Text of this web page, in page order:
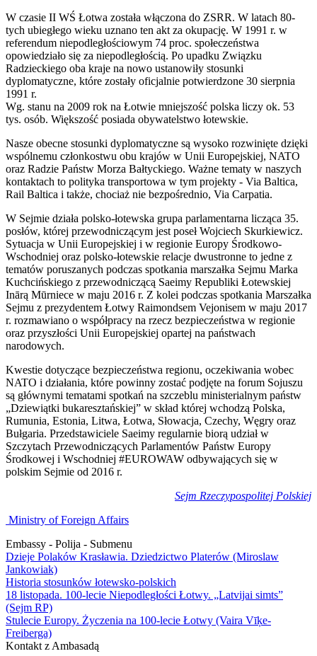
W czasie II WŚ Łotwa została włączona do ZSRR. W latach 80-
tych ubiegłego wieku uznano ten akt za okupację. W 1991 r. w
referendum niepodległościowym 74 proc. społeczeństwa
opowiedziało się za niepodległością. Po upadku Związku
Radzieckiego oba kraje na nowo ustanowiły stosunki
dyplomatyczne, które zostały oficjalnie potwierdzone 30 sierpnia
1991 r.
Wg. stanu na 2009 rok na Łotwie mniejszość polska liczy ok. 53
tys. osób. Większość posiada obywatelstwo łotewskie.
Nasze obecne stosunki dyplomatyczne są wysoko rozwinięte dzięki
wspólnemu członkostwu obu krajów w Unii Europejskiej, NATO
oraz Radzie Państw Morza Bałtyckiego. Ważne tematy w naszych
kontaktach to polityka transportowa w tym projekty - Via Baltica,
Rail Baltica i także, chociaż nie bezpośrednio, Via Carpatia.
W Sejmie działa polsko-łotewska grupa parlamentarna licząca 35.
posłów, której przewodniczącym jest poseł Wojciech Skurkiewicz.
Sytuacja w Unii Europejskiej i w regionie Europy Środkowo-
Wschodniej oraz polsko-łotewskie relacje dwustronne to jedne z
tematów poruszanych podczas spotkania marszałka Sejmu Marka
Kuchcińskiego z przewodniczącą Saeimy Republiki Łotewskiej
Inārą Mūrniece w maju 2016 r. Z kolei podczas spotkania Marszałka
Sejmu z prezydentem Łotwy Raimondsem Vejonisem w maju 2017
r. rozmawiano o współpracy na rzecz bezpieczeństwa w regionie
oraz przyszłości Unii Europejskiej opartej na państwach
narodowych.
Kwestie dotyczące bezpieczeństwa regionu, oczekiwania wobec
NATO i działania, które powinny zostać podjęte na forum Sojuszu
są głównymi tematami spotkań na szczeblu ministerialnym państw
„Dziewiątki bukaresztańskiej” w skład której wchodzą Polska,
Rumunia, Estonia, Litwa, Łotwa, Słowacja, Czechy, Węgry oraz
Bułgaria. Przedstawiciele Saeimy regularnie biorą udział w
Szczytach Przewodniczących Parlamentów Państw Europy
Środkowej i Wschodniej #EUROWAW odbywających się w
polskim Sejmie od 2016 r.
Sejm Rzeczypospolitej Polskiej
Ministry of Foreign Affairs
Embassy - Polija - Submenu
Dzieje Polaków Krasławia. Dziedzictwo Platerów (Miroslaw
Jankowiak)
Historia stosunków łotewsko-polskich
18 listopada. 100-lecie Niepodległości Łotwy. „Latvijai simts”
(Sejm RP)
Stulecie Europy. Życzenia na 100-lecie Łotwy (Vaira Vīķe-
Freiberga)
Kontakt z Ambasadą